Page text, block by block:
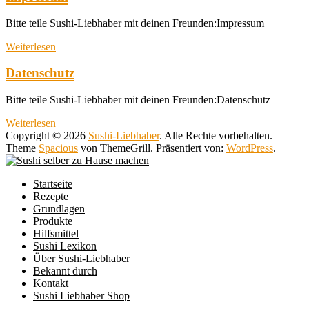
Bitte teile Sushi-Liebhaber mit deinen Freunden:Impressum
Weiterlesen
Datenschutz
Bitte teile Sushi-Liebhaber mit deinen Freunden:Datenschutz
Weiterlesen
Copyright © 2026 Sushi-Liebhaber. Alle Rechte vorbehalten.
Theme Spacious von ThemeGrill. Präsentiert von: WordPress.
Startseite
Rezepte
Grundlagen
Produkte
Hilfsmittel
Sushi Lexikon
Über Sushi-Liebhaber
Bekannt durch
Kontakt
Sushi Liebhaber Shop